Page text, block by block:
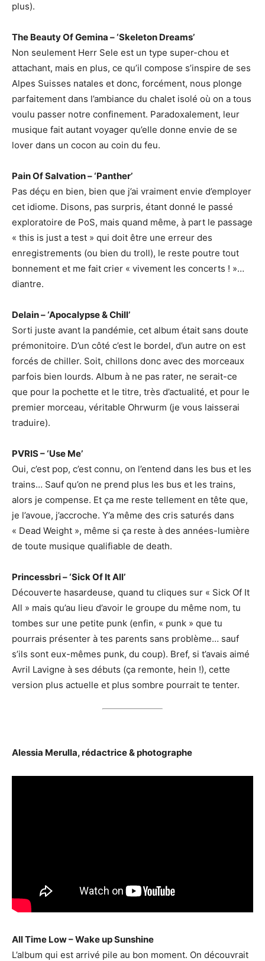
plus).
The Beauty Of Gemina – ‘Skeleton Dreams’
Non seulement Herr Sele est un type super-chou et
attachant, mais en plus, ce qu’il compose s’inspire de ses
Alpes Suisses natales et donc, forcément, nous plonge
parfaitement dans l’ambiance du chalet isolé où on a tous
voulu passer notre confinement. Paradoxalement, leur
musique fait autant voyager qu’elle donne envie de se
lover dans un cocon au coin du feu.
Pain Of Salvation – ‘Panther’
Pas déçu en bien, bien que j’ai vraiment envie d’employer
cet idiome. Disons, pas surpris, étant donné le passé
exploratoire de PoS, mais quand même, à part le passage
« this is just a test » qui doit être une erreur des
enregistrements (ou bien du troll), le reste poutre tout
bonnement et me fait crier « vivement les concerts ! »…
diantre.
Delain – ‘Apocalypse & Chill’
Sorti juste avant la pandémie, cet album était sans doute
prémonitoire. D’un côté c’est le bordel, d’un autre on est
forcés de chiller. Soit, chillons donc avec des morceaux
parfois bien lourds. Album à ne pas rater, ne serait-ce
que pour la pochette et le titre, très d’actualité, et pour le
premier morceau, véritable Ohrwurm (je vous laisserai
traduire).
PVRIS – ‘Use Me’
Oui, c’est pop, c’est connu, on l’entend dans les bus et les
trains… Sauf qu’on ne prend plus les bus et les trains,
alors je compense. Et ça me reste tellement en tête que,
je l’avoue, j’accroche. Y’a même des cris saturés dans
« Dead Weight », même si ça reste à des années-lumière
de toute musique qualifiable de death.
Princessbri – ‘Sick Of It All’
Découverte hasardeuse, quand tu cliques sur « Sick Of It
All » mais qu’au lieu d’avoir le groupe du même nom, tu
tombes sur une petite punk (enfin, « punk » que tu
pourrais présenter à tes parents sans problème… sauf
s’ils sont eux-mêmes punk, du coup). Bref, si t’avais aimé
Avril Lavigne à ses débuts (ça remonte, hein !), cette
version plus actuelle et plus sombre pourrait te tenter.
Alessia Merulla, rédactrice & photographe
All Time Low – Wake up Sunshine
L’album qui est arrivé pile au bon moment. On découvrait